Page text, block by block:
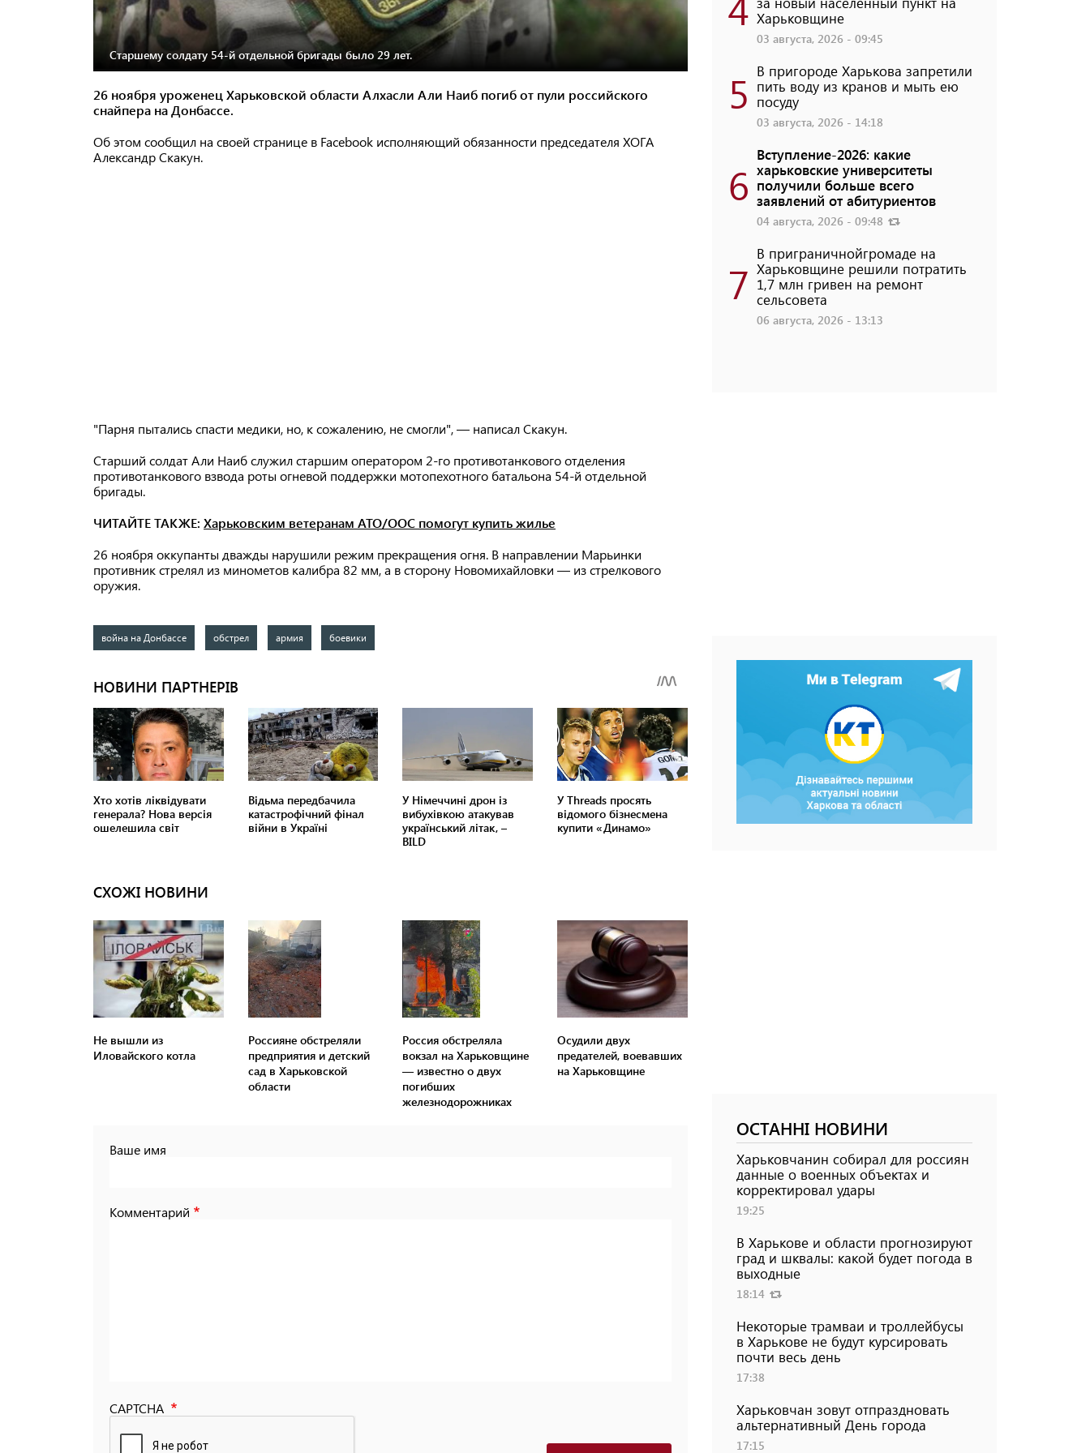
Старшему солдату 54-й отдельной бригады было 29 лет.
26 ноября уроженец Харьковской области Алхасли Али Наиб погиб от пули российского
снайпера на Донбассе.
Об этом сообщил на своей странице в Facebook исполняющий обязанности председателя ХОГА
Александр Скакун.
"Парня пытались спасти медики, но, к сожалению, не смогли", — написал Скакун.
Старший солдат Али Наиб служил старшим оператором 2-го противотанкового отделения
противотанкового взвода роты огневой поддержки мотопехотного батальона 54-й отдельной
бригады.
ЧИТАЙТЕ ТАКЖЕ: Харьковским ветеранам АТО/ООС помогут купить жилье
26 ноября оккупанты дважды нарушили режим прекращения огня. В направлении Марьинки
противник стрелял из минометов калибра 82 мм, а в сторону Новомихайловки — из стрелкового
оружия.
война на Донбассе обстрел армия боевики
СХОЖІ НОВИНИ
Не вышли из
Иловайского котла
Россияне обстреляли
предприятия и детский
сад в Харьковской
области
Россия обстреляла
вокзал на Харьковщине
— известно о двух
погибших
железнодорожниках
Осудили двух
предателей, воевавших
на Харьковщине
Ваше имя
Комментарий
CAPTCHA
Харьковщине
03 августа, 2026 - 09:45
5 В пригороде Харькова запретили
пить воду из кранов и мыть ею
посуду
03 августа, 2026 - 14:18
6
Вступление-2026: какие
харьковские университеты
получили больше всего
заявлений от абитуриентов
04 августа, 2026 - 09:48
7
В приграничнойгромаде на
Харьковщине решили потратить
1,7 млн ​​гривен на ремонт
сельсовета
06 августа, 2026 - 13:13
ОСТАННІ НОВИНИ
Харьковчанин собирал для россиян
данные о военных объектах и ​​
корректировал удары
19:25
В Харькове и области прогнозируют
град и шквалы: какой будет погода в
выходные
18:14
Некоторые трамваи и троллейбусы
в Харькове не будут курсировать
почти весь день
17:38
Харьковчан зовут отпраздновать
альтернативный День города
17:15